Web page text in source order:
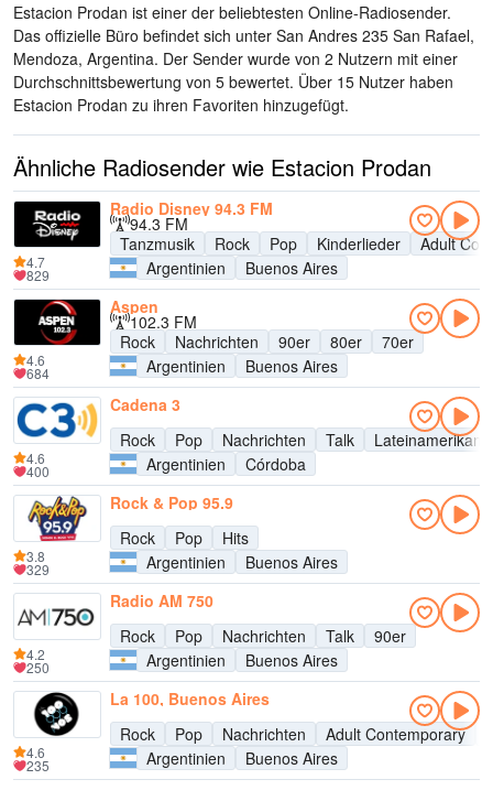
Estacion Prodan ist einer der beliebtesten Online-Radiosender.
Das offizielle Büro befindet sich unter San Andres 235 San Rafael,
Mendoza, Argentina. Der Sender wurde von 2 Nutzern mit einer
Durchschnittsbewertung von 5 bewertet. Über 15 Nutzer haben
Estacion Prodan zu ihren Favoriten hinzugefügt.
Ähnliche Radiosender wie Estacion Prodan
Radio Disney 94.3 FM
94.3 FM
Tanzmusik
Rock Pop Kinderlieder
Adult
Argentinien
Buenos Aires
4.7
829
Aspen
102.3 FM
Rock
Nachrichten 90er 80er
70er
Argentinien
Buenos Aires
4.6
684
Cadena 3
Rock
Pop Nachrichten Talk
Argentinien
Córdoba
4.6
400
Rock & Pop 95.9
Rock
Pop
Hits
Argentinien
Buenos Aires
3.8
329
Radio AM 750
Rock
Pop Nachrichten Talk
90er
Argentinien
Buenos Aires
4.2
250
La 100, Buenos Aires
Rock
Pop Nachrichten Adult Contemporary
Argentinien
Buenos Aires
4.6
235